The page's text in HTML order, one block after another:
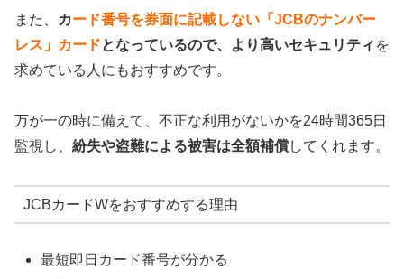
また、 カード番号を券面に記載しない「JCBのナンバー
レス」カードとなっているので、より高いセキュリティ を
求めている人にもおすすめです。
万が一の時に備えて、不正な利用がないかを24時間365日
監視し、 紛失や盗難による被害は全額補償してくれます。
JCBカードWをおすすめする理由
最短即日カード番号が分かる